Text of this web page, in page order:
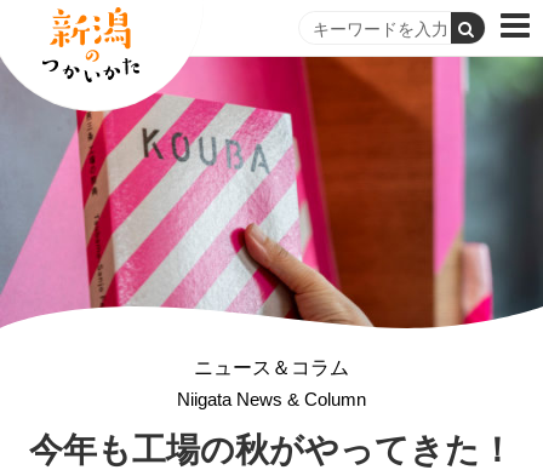
ニュース＆コラム
Niigata News & Column
今年も工場の秋がやってきた！